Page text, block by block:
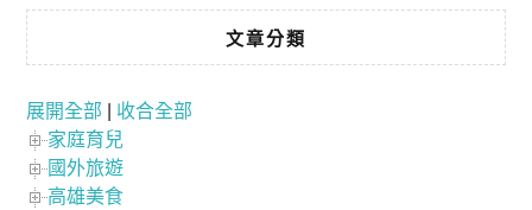
文章分類
展開全部
收合全部
家庭育兒
國外旅遊
高雄美食